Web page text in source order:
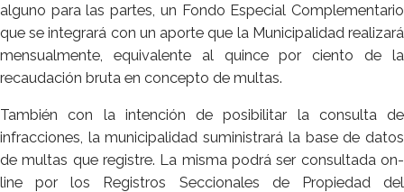
alguno para las partes, un Fondo Especial Complementario
que se integrará con un aporte que la Municipalidad realizará
mensualmente, equivalente al quince por ciento de la
recaudación bruta en concepto de multas.
También con la intención de posibilitar la consulta de
infracciones, la municipalidad suministrará la base de datos
de multas que registre. La misma podrá ser consultada on-
line por los Registros Seccionales de Propiedad del